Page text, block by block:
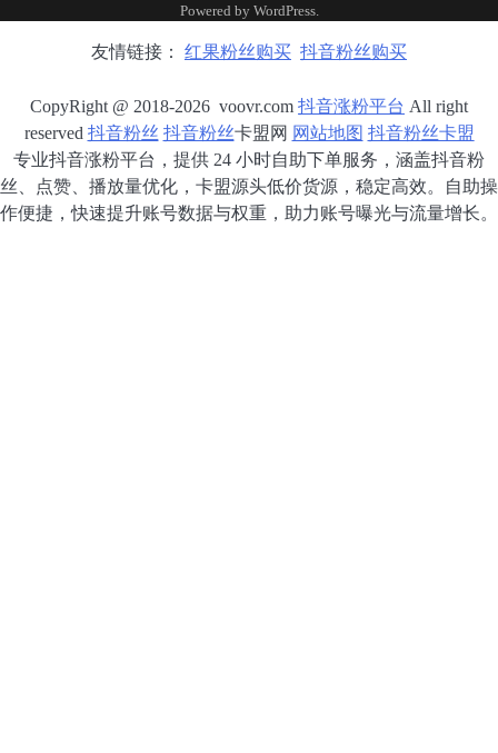
Powered by WordPress.
友情链接： 红果粉丝购买 抖音粉丝购买
CopyRight @ 2018-2026 voovr.com 抖音涨粉平台 All right
reserved 抖音粉丝 抖音粉丝卡盟网 网站地图 抖音粉丝卡盟
专业抖音涨粉平台，提供 24 小时自助下单服务，涵盖抖音粉
丝、点赞、播放量优化，卡盟源头低价货源，稳定高效。自助操
作便捷，快速提升账号数据与权重，助力账号曝光与流量增长。